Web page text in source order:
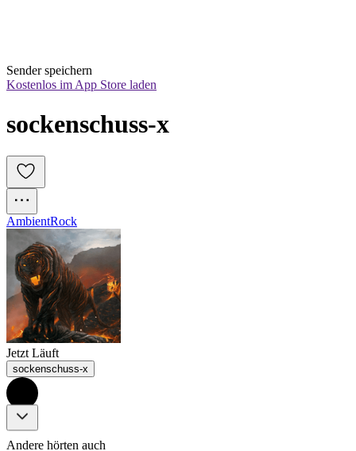
Sender speichern
Kostenlos im App Store laden
sockenschuss-x
AmbientRock
Jetzt Läuft
sockenschuss-x
Andere hörten auch